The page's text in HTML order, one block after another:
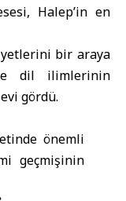
Halep’in en
bir araya
dil ilimlerinin
gördü.
önemli
geçmişinin